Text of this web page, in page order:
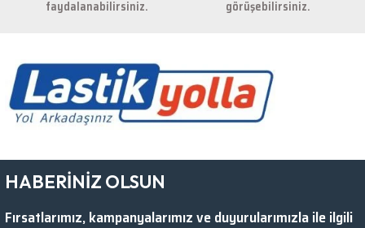
faydalanabilirsiniz.
görüşebilirsiniz.
HABERİNİZ OLSUN
Fırsatlarımız, kampanyalarımız ve duyurularımızla ile ilgili